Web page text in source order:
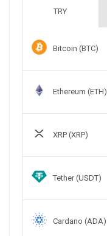
TRY
Bitcoin (BTC)
Ethereum (ETH)
XRP (XRP)
Tether (USDT)
Cardano (ADA)